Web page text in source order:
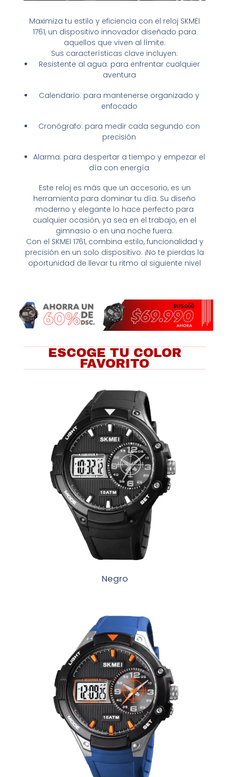
Maximiza tu estilo y eficiencia con el reloj SKMEI
1761, un dispositivo innovador diseñado para
aquellos que viven al límite.
Sus características clave incluyen:
Resistente al agua: para enfrentar cualquier
aventura
Calendario: para mantenerse organizado y
enfocado
Cronógrafo: para medir cada segundo con
precisión
Alarma: para despertar a tiempo y empezar el
día con energía
Este reloj es más que un accesorio, es un
herramienta para dominar tu día. Su diseño
moderno y elegante lo hace perfecto para
cualquier ocasión, ya sea en el trabajo, en el
gimnasio o en una noche fuera.
Con el SKMEI 1761, combina estilo, funcionalidad y
precisión en un solo dispositivo. ¡No te pierdas la
oportunidad de llevar tu ritmo al siguiente nivel
ESCOGE TU COLOR
FAVORITO
Negro